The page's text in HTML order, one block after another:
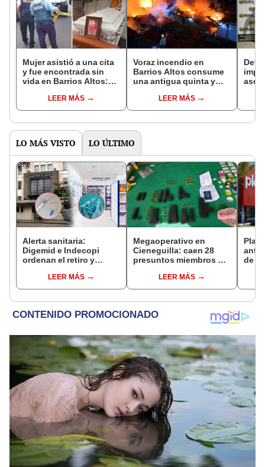
Mujer asistió a una cita
y fue encontrada sin
vida en Barrios Altos:
feminicidioLEER MÁS
Voraz incendio en
Barrios Altos consume
una antigua quinta y
Centro de Lima
LEER MÁS
de
LO MÁS VISTO LO ÚLTIMO
Alerta sanitaria:
Digemid e Indecopi
ordenan el retiro y
productos médicos
contra el cáncer por
LEER MÁS
Megaoperativo en
Cieneguilla: caen 28
presuntos miembros del
'búnker' durante fiesta
de cumpleaños
LEER MÁS
de